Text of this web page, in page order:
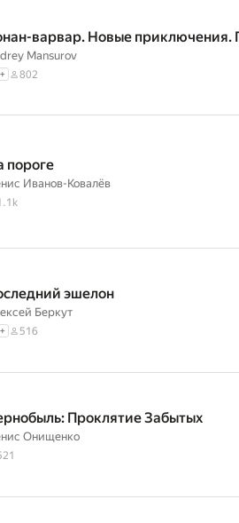
варвар. Новые приключения.
Mansurov
+ 802
пороге
Иванов-Ковалёв
эшелон
Беркут
+ 516
Проклятие Забытых
Онищенко